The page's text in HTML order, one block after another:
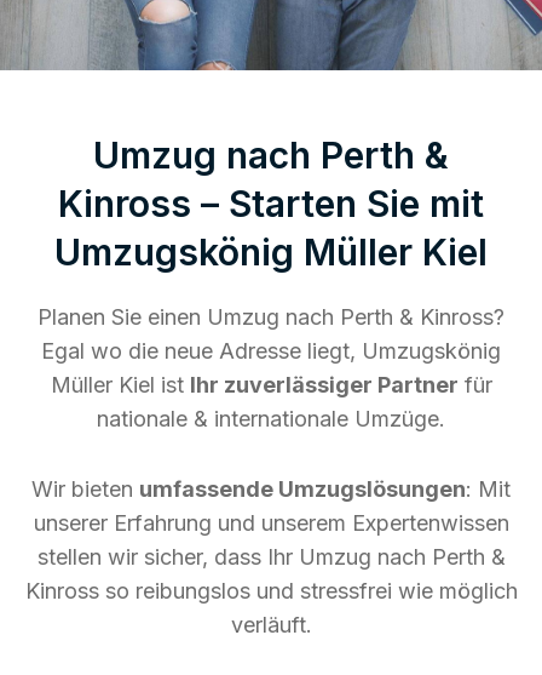
Umzug nach Perth &
Kinross – Starten Sie mit
Umzugskönig Müller Kiel
Planen Sie einen Umzug nach Perth & Kinross?
Egal wo die neue Adresse liegt, Umzugskönig
Müller Kiel ist Ihr zuverlässiger Partner für
nationale & internationale Umzüge.
Wir bieten umfassende Umzugslösungen: Mit
unserer Erfahrung und unserem Expertenwissen
stellen wir sicher, dass Ihr Umzug nach Perth &
Kinross so reibungslos und stressfrei wie möglich
verläuft.